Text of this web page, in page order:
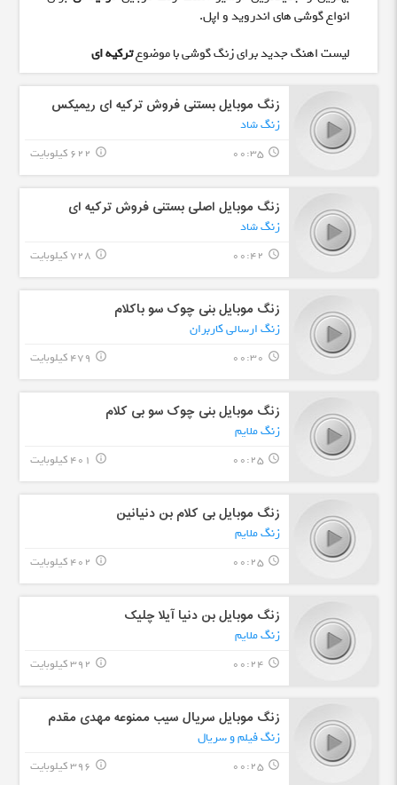
انواع گوشی های اندروید و اپل.
لیست اهنگ جدید برای زنگ گوشی با موضوعترکیه ای
زنگ موبایل بستنی فروش ترکیه ای ریمیکس
زنگ شاد
query_builder
00:35 622 کیلوبایت info_outline
زنگ موبایل اصلی بستنی فروش ترکیه ای
زنگ شاد
query_builder
00:42 728 کیلوبایت info_outline
زنگ موبایل بنی چوک سو باکلام
زنگ ارسالی کاربران
query_builder
00:30 479 کیلوبایت info_outline
زنگ موبایل بنی چوک سو بی کلام
زنگ ملایم
query_builder
00:25 401 کیلوبایت info_outline
زنگ موبایل بی کلام بن دنیانین
زنگ ملایم
query_builder
00:25 402 کیلوبایت info_outline
زنگ موبایل بن دنیا آیلا چلیک
زنگ ملایم
query_builder
00:24 392 کیلوبایت info_outline
زنگ موبایل سریال سیب ممنوعه مهدی مقدم
زنگ فیلم و سریال
query_builder
00:25 396 کیلوبایت info_outline